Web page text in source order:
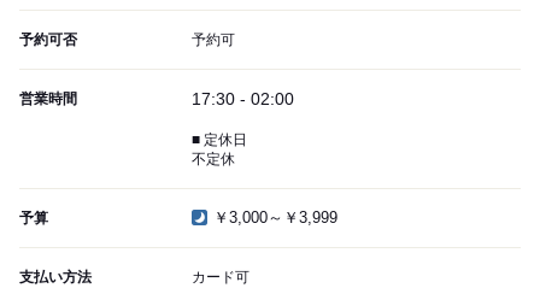
予約可否 予約可
営業時間 17:30 - 02:00
■ 定休日
不定休
予算 ￥3,000～￥3,999
支払い方法
カード可